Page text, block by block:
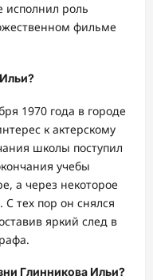
исполнил роль
фильме
1970 года в городе
к актерскому
школы поступил
учебы
а через некоторое
тех пор он снялся
яркий след в
Глинникова Ильи?